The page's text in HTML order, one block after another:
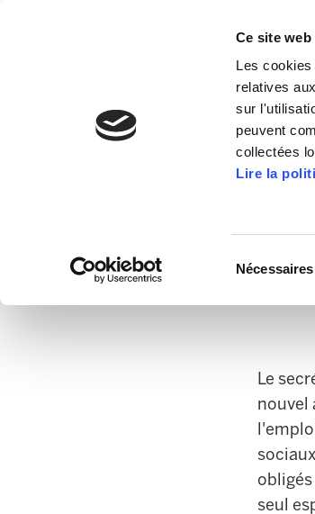
Ce site
Les
relatives
sur
peuvent
collectées
Lire la
Nécessaires
Grève
ELA
des
30 mai.
Le
nouvel
obligés
seul